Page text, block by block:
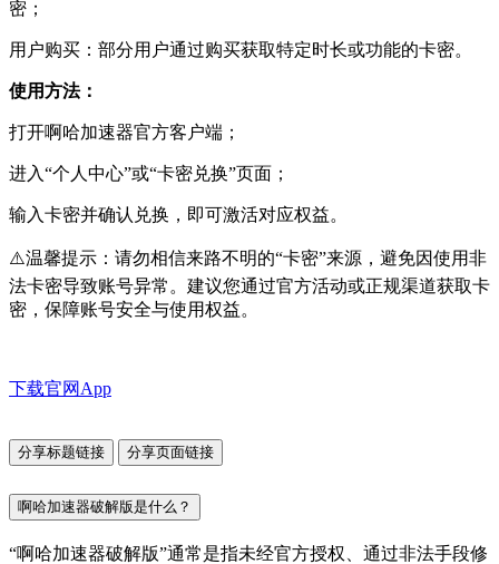
密；
用户购买：部分用户通过购买获取特定时长或功能的卡密。
使用方法：
打开啊哈加速器官方客户端；
进入“个人中心”或“卡密兑换”页面；
输入卡密并确认兑换，即可激活对应权益。
⚠️温馨提示：请勿相信来路不明的“卡密”来源，避免因使用非
法卡密导致账号异常。建议您通过官方活动或正规渠道获取卡
密，保障账号安全与使用权益。
下载官网App
分享标题链接 分享页面链接
啊哈加速器破解版是什么？
“啊哈加速器破解版”通常是指未经官方授权、通过非法手段修